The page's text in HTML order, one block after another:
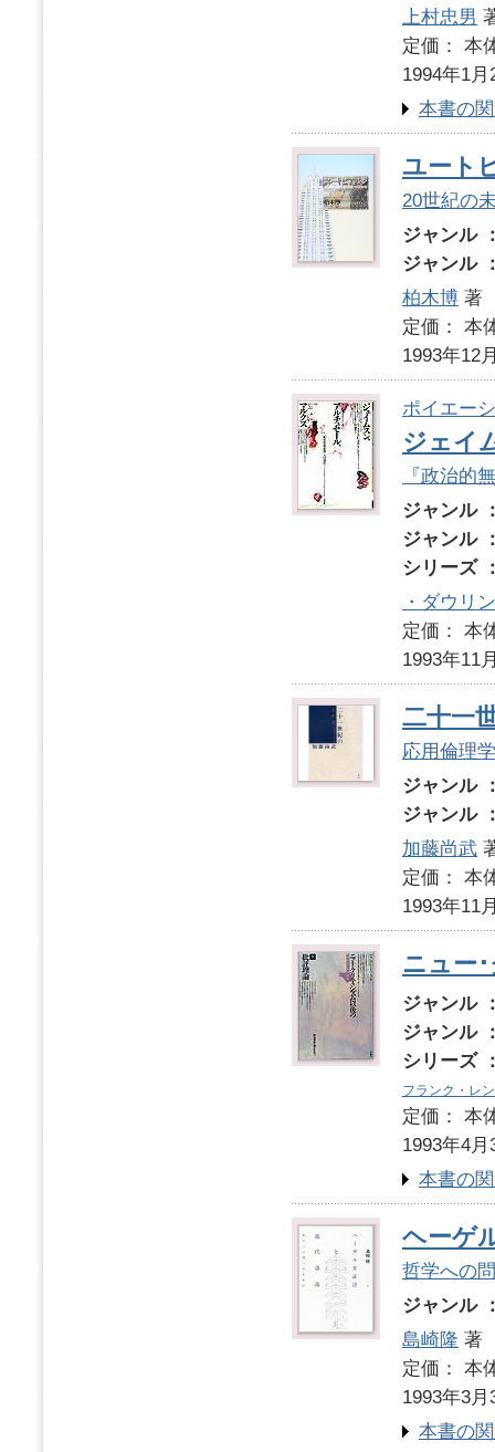
上村忠男
定価：
1994年1月
本書の
ユート
20世紀の
ジャンル
ジャンル
柏木博 著
定価：
1993年12
ポイエー
ジェイ
『政治的
ジャンル
ジャンル
シリーズ
・ダウリ
定価：
1993年11
二十一
応用倫理
ジャンル
ジャンル
加藤尚武
定価：
1993年11
ニュー
ジャンル
ジャンル
シリーズ
フランク・レ
定価：
1993年4月
本書の
ヘーゲ
哲学への
ジャンル
島崎隆 著
定価：
1993年3月
本書の